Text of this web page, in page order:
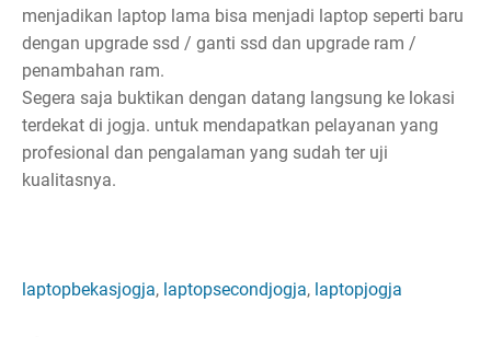
menjadikan laptop lama bisa menjadi laptop seperti baru
dengan upgrade ssd / ganti ssd dan upgrade ram /
penambahan ram.
Segera saja buktikan dengan datang langsung ke lokasi
terdekat di jogja. untuk mendapatkan pelayanan yang
profesional dan pengalaman yang sudah ter uji
kualitasnya.
laptopbekasjogja, laptopsecondjogja, laptopjogja